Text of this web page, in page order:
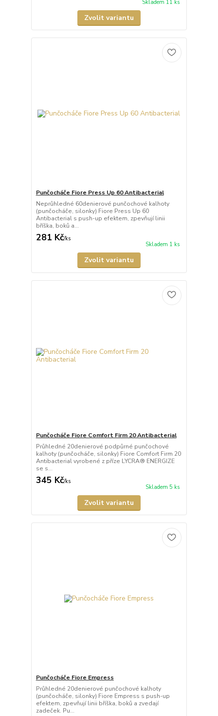
Skladem 11 ks
Zvolit variantu
Punčocháče Fiore Press Up 60 Antibacterial
Neprůhledné 60denierové punčochové kalhoty
(punčocháče, silonky) Fiore Press Up 60
Antibacterial s push-up efektem, zpevňují linii
bříška, boků a...
281 Kč/ks
Skladem 1 ks
Zvolit variantu
Punčocháče Fiore Comfort Firm 20 Antibacterial
Průhledné 20denierové podpůrné punčochové
kalhoty (punčocháče, silonky) Fiore Comfort Firm 20
Antibacterial vyrobené z příze LYCRA® ENERGIZE
se s...
345 Kč/ks
Skladem 5 ks
Zvolit variantu
Punčocháče Fiore Empress
Průhledné 20denierové punčochové kalhoty
(punčocháče, silonky) Fiore Empress s push-up
efektem, zpevňují linii bříška, boků a zvedají
zadeček. Pu...